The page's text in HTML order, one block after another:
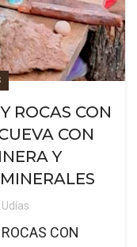
ROCAS CON
CON
Y
CON